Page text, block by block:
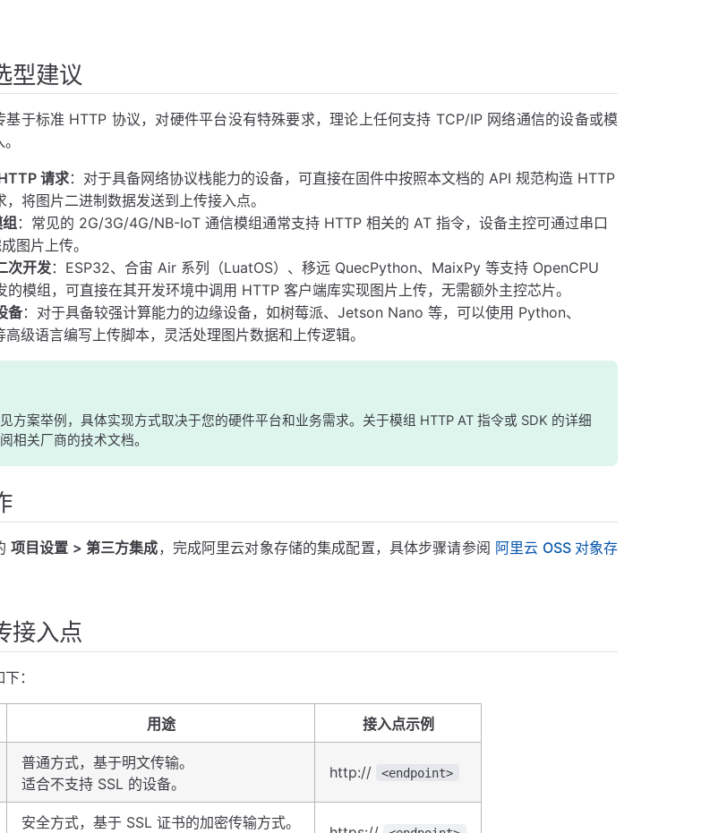
型建议
基于标准 HTTP 协议，对硬件平台没有特殊要求，理论上任何支持 TCP/IP 网络通信的设备或模
请求：对于具备网络协议栈能力的设备，可直接在固件中按照本文档的 API 规范构造 HTTP
，将图片二进制数据发送到上传接入点。
：常见的 2G/3G/4G/NB-IoT 通信模组通常支持 HTTP 相关的 AT 指令，设备主控可通过串口
图片上传。
次开发：ESP32、合宙 Air 系列（LuatOS）、移远 QuecPython、MaixPy 等支持 OpenCPU
的模组，可直接在其开发环境中调用 HTTP 客户端库实现图片上传，无需额外主控芯片。
备：对于具备较强计算能力的边缘设备，如树莓派、Jetson Nano 等，可以使用 Python、
级语言编写上传脚本，灵活处理图片数据和上传逻辑。
方案举例，具体实现方式取决于您的硬件平台和业务需求。关于模组 HTTP AT 指令或 SDK 的详细
相关厂商的技术文档。
项目设置 > 第三方集成，完成阿里云对象存储的集成配置，具体步骤请参阅 阿里云 OSS 对象存
接入点
：
用途 接入点示例
普通方式，基于明文传输。
适合不支持 SSL 的设备。
http:// <endpoint>
安全方式，基于 SSL 证书的加密传输方式。